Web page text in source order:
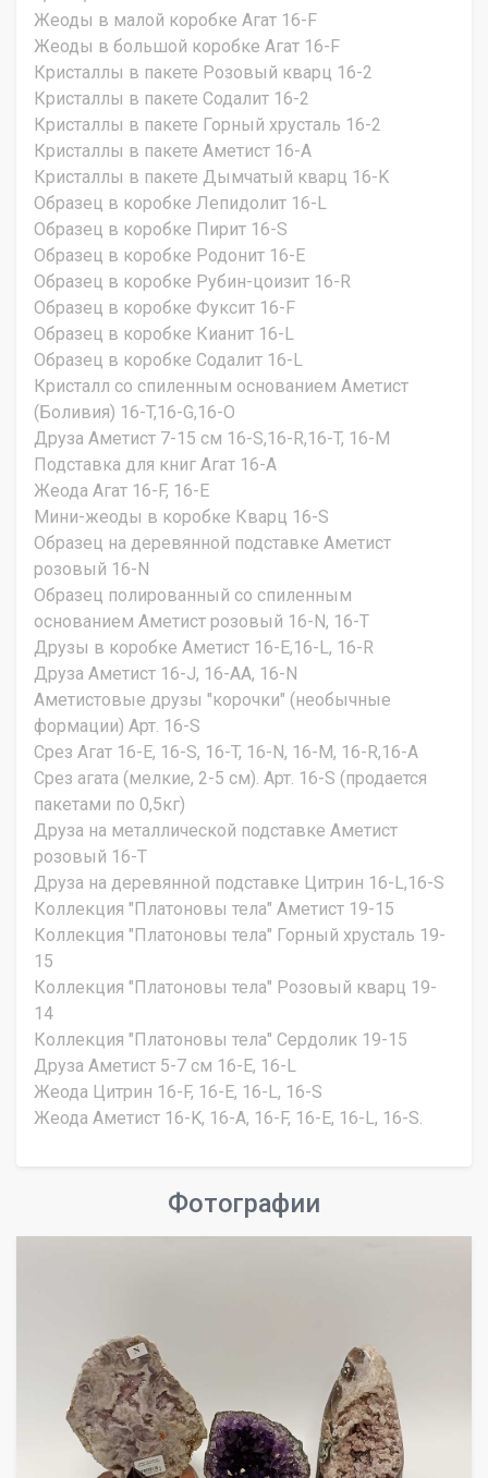
Жеоды в малой коробке Агат 16-F
Жеоды в большой коробке Агат 16-F
Кристаллы в пакете Розовый кварц 16-2
Кристаллы в пакете Содалит 16-2
Кристаллы в пакете Горный хрусталь 16-2
Кристаллы в пакете Аметист 16-A
Кристаллы в пакете Дымчатый кварц 16-K
Образец в коробке Лепидолит 16-L
Образец в коробке Пирит 16-S
Образец в коробке Родонит 16-E
Образец в коробке Рубин-цоизит 16-R
Образец в коробке Фуксит 16-F
Образец в коробке Кианит 16-L
Образец в коробке Содалит 16-L
Кристалл со спиленным основанием Аметист
(Боливия) 16-T,16-G,16-O
Друза Аметист 7-15 см 16-S,16-R,16-T, 16-M
Подставка для книг Агат 16-A
Жеода Агат 16-F, 16-E
Мини-жеоды в коробке Кварц 16-S
Образец на деревянной подставке Аметист
розовый 16-N
Образец полированный со спиленным
основанием Аметист розовый 16-N, 16-T
Друзы в коробке Аметист 16-E,16-L, 16-R
Друза Аметист 16-J, 16-AA, 16-N
Аметистовые друзы "корочки" (необычные
формации) Арт. 16-S
Срез Агат 16-E, 16-S, 16-T, 16-N, 16-M, 16-R,16-A
Срез агата (мелкие, 2-5 см). Арт. 16-S (продается
пакетами по 0,5кг)
Друза на металлической подставке Аметист
розовый 16-T
Друза на деревянной подставке Цитрин 16-L,16-S
Коллекция "Платоновы тела" Аметист 19-15
Коллекция "Платоновы тела" Горный хрусталь 19-
15
Коллекция "Платоновы тела" Розовый кварц 19-
14
Коллекция "Платоновы тела" Сердолик 19-15
Друза Аметист 5-7 см 16-E, 16-L
Жеода Цитрин 16-F, 16-E, 16-L, 16-S
Жеода Аметист 16-K, 16-A, 16-F, 16-E, 16-L, 16-S.
Фотографии